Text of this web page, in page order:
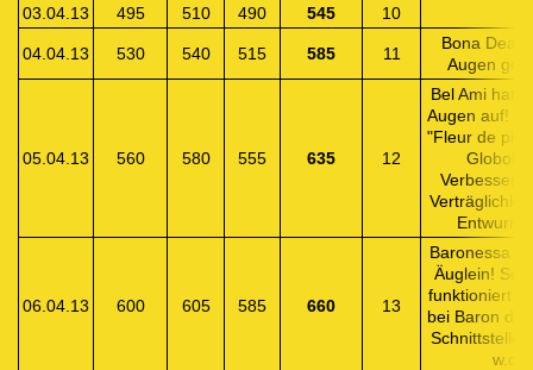
03.04.13
495 510 490 545 10
04.04.13 530 540 515 585 11
Bona Dea
Augen
05.04.13 560 580 555 635 12
Bel Ami hat
Augen auf!
"Fleur de
Globoli
06.04.13 600 605 585 660 13
Baronessa
Äuglein! Seit
funktioniert
bei Baron die
Schnittstelle.
w.o.